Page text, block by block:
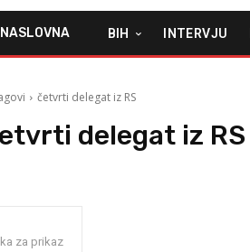
NASLOVNA BIH INTERVJU
četvrti delegat iz RS
delegat iz RS
za prikaz